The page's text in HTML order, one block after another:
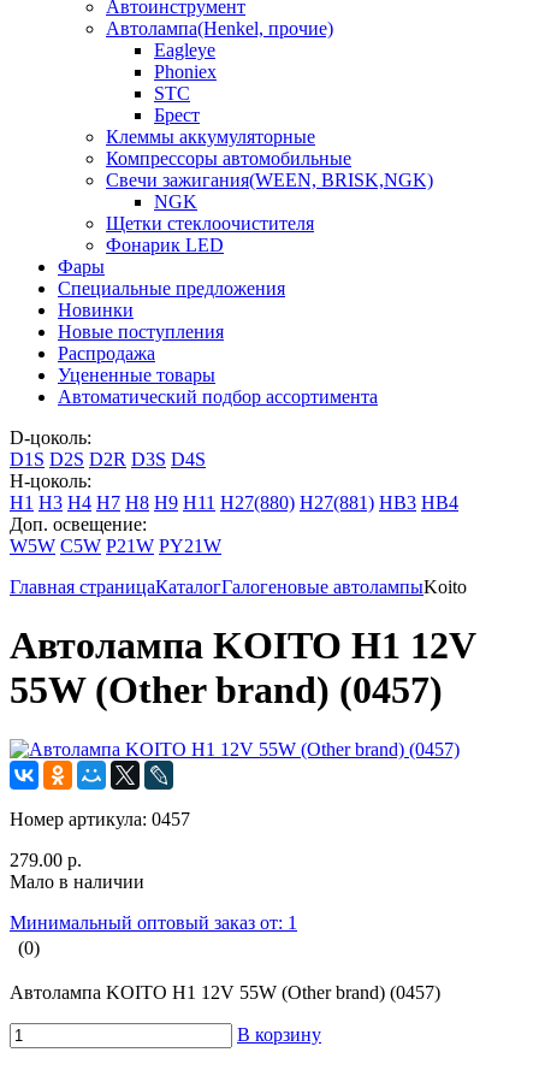
Автоинструмент
Автолампа(Henkel, прочие)
Eagleye
Phoniex
STC
Брест
Клеммы аккумуляторные
Компрессоры автомобильные
Свечи зажигания(WEEN, BRISK,NGK)
NGK
Щетки стеклоочистителя
Фонарик LED
Фары
Специальные предложения
Новинки
Новые поступления
Распродажа
Уцененные товары
Автоматический подбор ассортимента
D-цоколь:
D1S D2S D2R D3S D4S
H-цоколь:
H1 H3 H4 H7 H8 H9 H11 H27(880) H27(881) HB3 HB4
Доп. освещение:
W5W C5W P21W PY21W
Главная страницаКаталогГалогеновые автолампыKoito
Автолампа KOITO H1 12V
55W (Other brand) (0457)
Номер артикула: 0457
279.00 р.
Мало в наличии
Минимальный оптовый заказ от: 1
(0)
Автолампа KOITO H1 12V 55W (Other brand) (0457)
В корзину